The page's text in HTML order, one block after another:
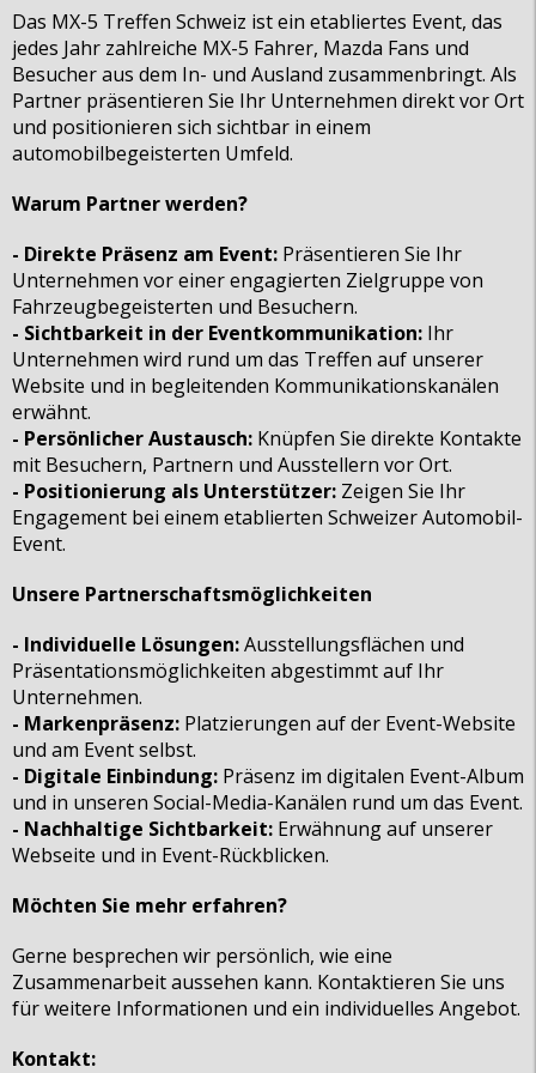
Das MX-5 Treffen Schweiz ist ein etabliertes Event, das
jedes Jahr zahlreiche MX-5 Fahrer, Mazda Fans und
Besucher aus dem In- und Ausland zusammenbringt. Als
Partner präsentieren Sie Ihr Unternehmen direkt vor Ort
und positionieren sich sichtbar in einem
automobilbegeisterten Umfeld.
Warum Partner werden?
- Direkte Präsenz am Event: Präsentieren Sie Ihr
Unternehmen vor einer engagierten Zielgruppe von
Fahrzeugbegeisterten und Besuchern.
- Sichtbarkeit in der Eventkommunikation: Ihr
Unternehmen wird rund um das Treffen auf unserer
Website und in begleitenden Kommunikationskanälen
erwähnt.
- Persönlicher Austausch: Knüpfen Sie direkte Kontakte
mit Besuchern, Partnern und Ausstellern vor Ort.
- Positionierung als Unterstützer: Zeigen Sie Ihr
Engagement bei einem etablierten Schweizer Automobil-
Event.
Unsere Partnerschaftsmöglichkeiten
- Individuelle Lösungen:Ausstellungsflächen und
Präsentationsmöglichkeiten abgestimmt auf Ihr
Unternehmen.
- Markenpräsenz: Platzierungen auf der Event-Website
und am Event selbst.
- Digitale Einbindung: Präsenz im digitalen Event-Album
und in unseren Social-Media-Kanälen rund um das Event.
- Nachhaltige Sichtbarkeit: Erwähnung auf unserer
Webseite und in Event-Rückblicken.
Möchten Sie mehr erfahren?
Gerne besprechen wir persönlich, wie eine
Zusammenarbeit aussehen kann. Kontaktieren Sie uns
für weitere Informationen und ein individuelles Angebot.
Kontakt: